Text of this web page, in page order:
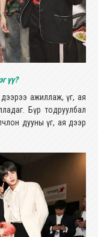
үү?
дээрээ ажиллаж, үг, ая
Бүр тодруулбал
дууны үг, ая дээр